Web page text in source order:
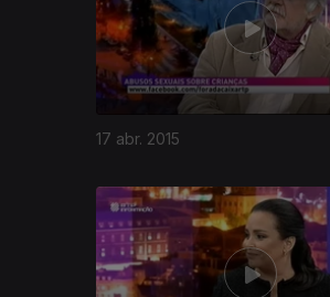
17 abr. 2015
185805